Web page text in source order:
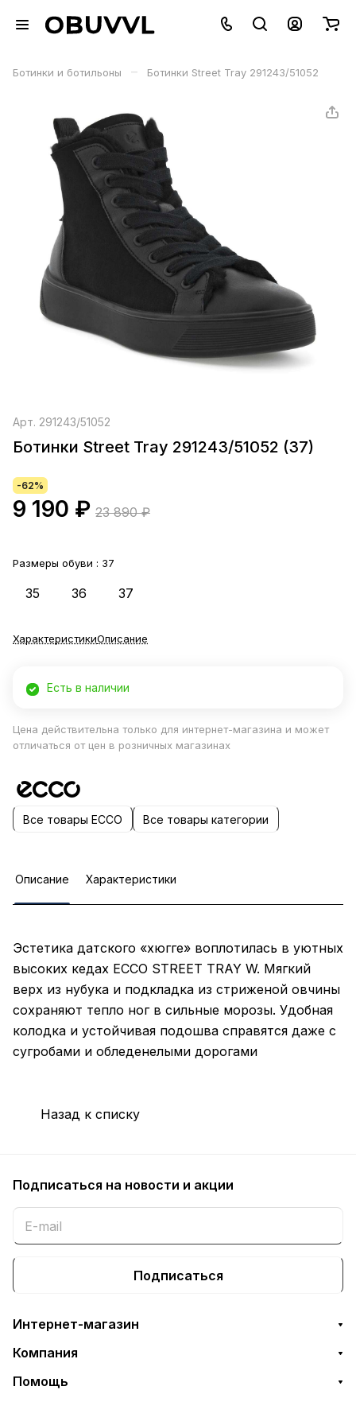
Ботинки и ботильоны – Ботинки Street Tray 291243/51052
Арт. 291243/51052
Ботинки Street Tray 291243/51052 (37)
-62%
9 190 ₽ 23 890 ₽
Размеры обуви : 37
35 36 37
ХарактеристикиОписание
Есть в наличии
Цена действительна только для интернет-магазина и может
отличаться от цен в розничных магазинах
Все товары ECCO Все товары категории
Описание Характеристики
Эстетика датского «хюгге» воплотилась в уютных
высоких кедах ECCO STREET TRAY W. Мягкий
верх из нубука и подкладка из стриженой овчины
сохраняют тепло ног в сильные морозы. Удобная
колодка и устойчивая подошва справятся даже с
сугробами и обледенелыми дорогами
Назад к списку
Подписаться на новости и акции
Подписаться
Интернет-магазин
Компания
Помощь